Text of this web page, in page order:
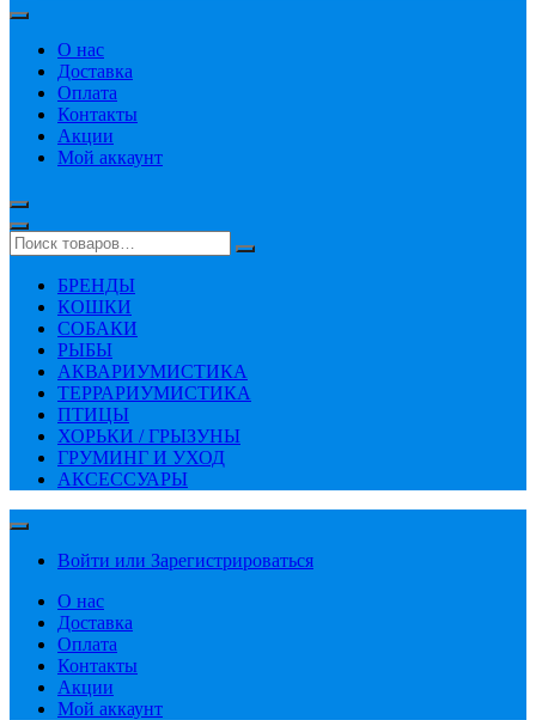
О нас
Доставка
Оплата
Контакты
Акции
Мой аккаунт
БРЕНДЫ
КОШКИ
СОБАКИ
РЫБЫ
АКВАРИУМИСТИКА
ТЕРРАРИУМИСТИКА
ПТИЦЫ
ХОРЬКИ / ГРЫЗУНЫ
ГРУМИНГ И УХОД
АКСЕССУАРЫ
Войти или Зарегистрироваться
О нас
Доставка
Оплата
Контакты
Акции
Мой аккаунт